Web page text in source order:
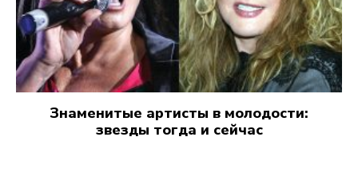
Знаменитые артисты в молодости:
звезды тогда и сейчас